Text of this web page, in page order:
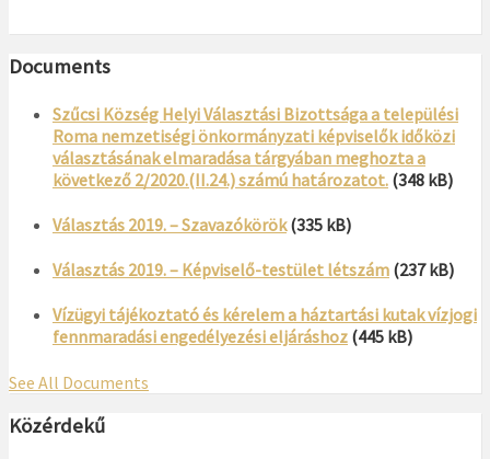
Documents
Szűcsi Község Helyi Választási Bizottsága a települési
Roma nemzetiségi önkormányzati képviselők időközi
választásának elmaradása tárgyában meghozta a
következő 2/2020.(II.24.) számú határozatot. (348 kB)
Választás 2019. – Szavazókörök (335 kB)
Választás 2019. – Képviselő-testület létszám (237 kB)
Vízügyi tájékoztató és kérelem a háztartási kutak vízjogi
fennmaradási engedélyezési eljáráshoz (445 kB)
See All Documents
Közérdekű